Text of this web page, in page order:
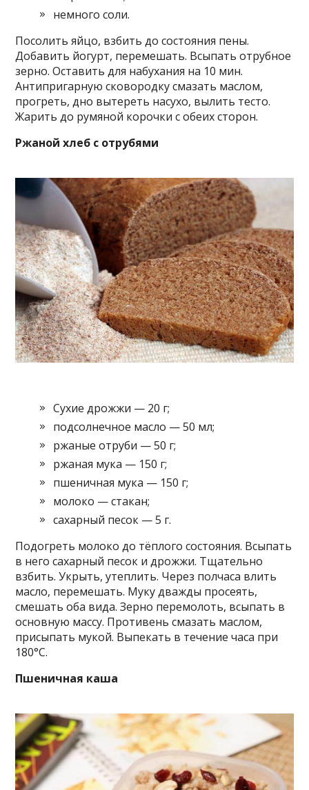
немного соли.
Посолить яйцо, взбить до состояния пены.
Добавить йогурт, перемешать. Всыпать отрубное
зерно. Оставить для набухания на 10 мин.
Антипригарную сковородку смазать маслом,
прогреть, дно вытереть насухо, вылить тесто.
Жарить до румяной корочки с обеих сторон.
Ржаной хлеб с отрубями
Сухие дрожжи — 20 г;
подсолнечное масло — 50 мл;
ржаные отруби — 50 г;
ржаная мука — 150 г;
пшеничная мука — 150 г;
молоко — стакан;
сахарный песок — 5 г.
Подогреть молоко до тёплого состояния. Всыпать
в него сахарный песок и дрожжи. Тщательно
взбить. Укрыть, утеплить. Через полчаса влить
масло, перемешать. Муку дважды просеять,
смешать оба вида. Зерно перемолоть, всыпать в
основную массу. Противень смазать маслом,
присыпать мукой. Выпекать в течение часа при
180°С.
Пшеничная каша